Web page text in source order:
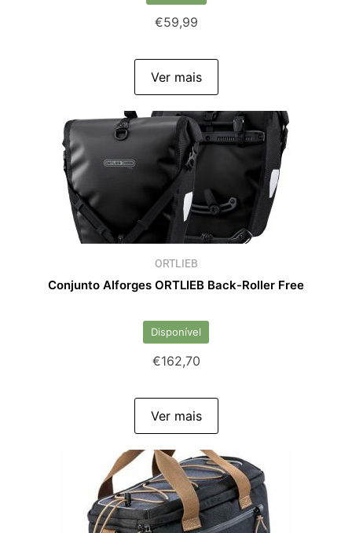
€59,99
Ver mais
ORTLIEB
Conjunto Alforges ORTLIEB Back-Roller Free
Disponível
€162,70
Ver mais